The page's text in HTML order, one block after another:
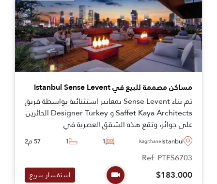
مساكن مصممة للبيع في Istanbul Sense Levent
تم بناء Sense Levent بمعايير استثنائية بواسطة فريق
Saffet Kaya Architects و Designer Turkey الحائزين
على جوائز، وتقع هذه الشقق العصرية في
Kagithane، وتوصى بشدة لمشاهدتها كواحدة من
أفضل اختياراتنا.
Istanbul
Kagithane
1
1 57 م2
Ref: PTFS6703
$183.000 استفسار سريع